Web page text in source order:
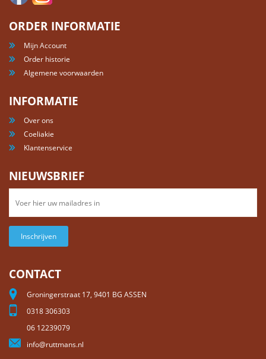
ORDER INFORMATIE
Mijn Account
Order historie
Algemene voorwaarden
INFORMATIE
Over ons
Coeliakie
Klantenservice
NIEUWSBRIEF
Inschrijven
CONTACT
Groningerstraat 17, 9401 BG ASSEN
0318 306303
06 12239079
info@ruttmans.nl